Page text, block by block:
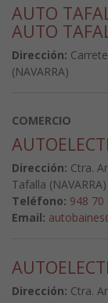
AUTO
AUTO
Dirección:
(NAVARRA)
COMERCIO
Dirección: Ctra.
Tafalla (NAVARRA)
Teléfono: 948 70
Email:
Dirección: Ctra.